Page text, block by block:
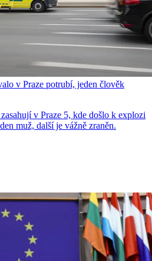
v Praze potrubí, jeden člověk
v Praze 5, kde došlo k explozi
muž, další je vážně zraněn.